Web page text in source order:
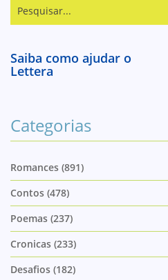
Saiba como ajudar o
Lettera
Categorias
Romances (891)
Contos (478)
Poemas (237)
Cronicas (233)
Desafios (182)